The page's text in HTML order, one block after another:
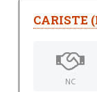
CARISTE
NC